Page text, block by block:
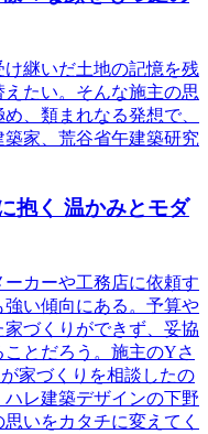
継いだ土地の記憶を残
たい。そんな施主の思
、類まれなる発想で、
家、荒谷省午建築研究
抱く 温かみとモダ
カーや工務店に依頼す
い傾向にある。予算や
づくりができず、妥協
とだろう。施主のYさ
家づくりを相談したの
レ建築デザインの下野
いをカタチに変えてく